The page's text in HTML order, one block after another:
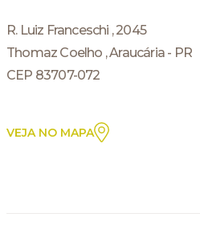
R. Luiz Franceschi , 2045
Thomaz Coelho , Araucária - PR
CEP 83707-072
VEJA NO MAPA